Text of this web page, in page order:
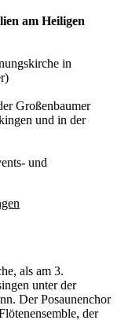
am Heiligen
in
Großenbaumer
und in der
und
als am 3.
unter der
Der Posaunenchor
der